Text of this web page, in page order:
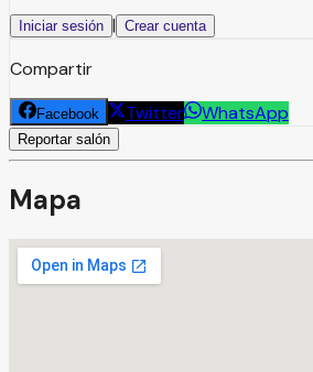
Iniciar sesión | Crear cuenta
Compartir
Facebook Twitter WhatsApp
Reportar salón
Mapa